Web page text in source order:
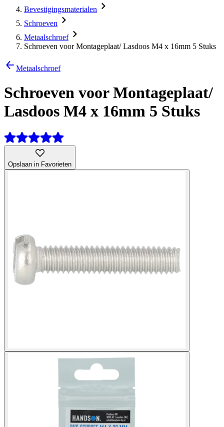
Bevestigingsmaterialen
Schroeven
Metaalschroef
Schroeven voor Montageplaat/ Lasdoos M4 x 16mm 5 Stuks
Metaalschroef
Schroeven voor Montageplaat/
Lasdoos M4 x 16mm 5 Stuks
Opslaan in Favorieten